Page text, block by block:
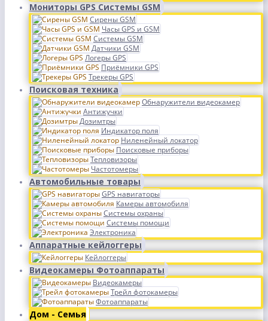
Мониторы GPS Системы GSM
Сирены GSM
Часы GPS и GSM
Системы GSM
Датчики GSM
Логеры GPS
Приёмники GPS
Трекеры GPS
Поисковая техника
Обнаружители видеокамер
Антижучки
Дозимтры
Индикатор поля
Ниленейный локатор
Поисковые приборы
Тепловизоры
Частотомеры
Автомобильные товары
GPS навигаторы
Камеры автомобиля
Системы охраны
Системы помощи
Электроника
Аппаратные кейлоггеры
Кейлоггеры
Видеокамеры Фотоаппараты
Видеокамеры
Трейл фотокамеры
Фотоаппараты
Дом - Семья